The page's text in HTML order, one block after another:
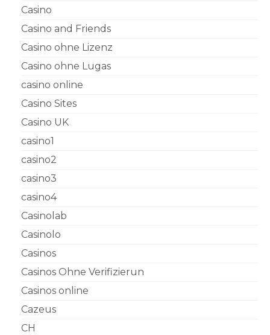
Casino
Casino and Friends
Casino ohne Lizenz
Casino ohne Lugas
casino online
Casino Sites
Casino UK
casino1
casino2
casino3
casino4
Casinolab
Casinolo
Casinos
Casinos Ohne Verifizierun
Casinos online
Cazeus
CH